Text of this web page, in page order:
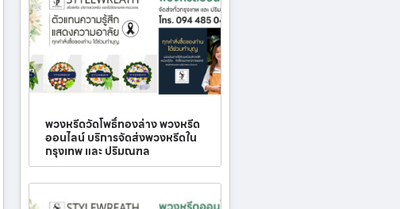
พวงหรีดวัดโพธิ์ทองล่าง พวงหรีด
ออนไลน์ บริการจัดส่งพวงหรีดใน
กรุงเทพ และ ปริมณฑล